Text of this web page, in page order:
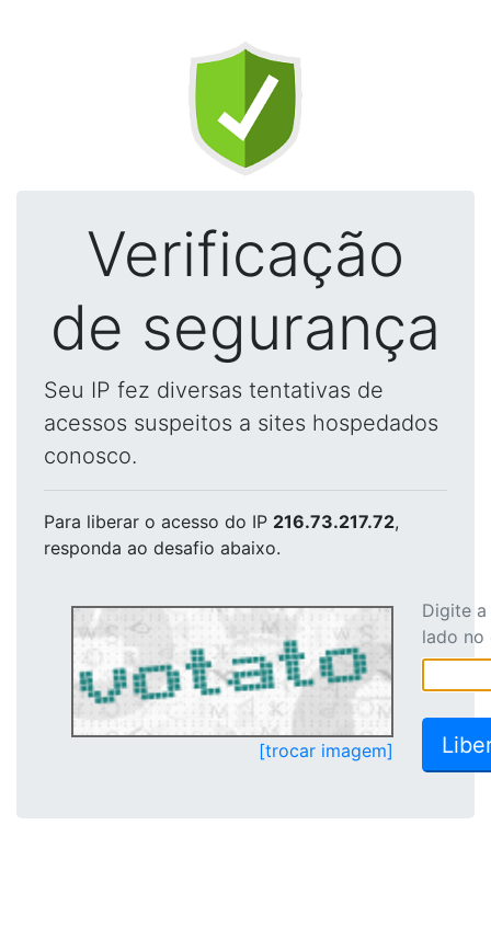
Verificação
de segurança
Seu IP fez diversas tentativas de
acessos suspeitos a sites hospedados
conosco.
Para liberar o acesso do IP 216.73.217.72,
responda ao desafio abaixo.
[trocar imagem]
Digite
lado no